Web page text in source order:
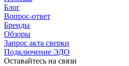
Блог
Вопрос-ответ
Бренды
Обзоры
Запрос акта сверки
Подключение ЭДО
Оставайтесь на связи